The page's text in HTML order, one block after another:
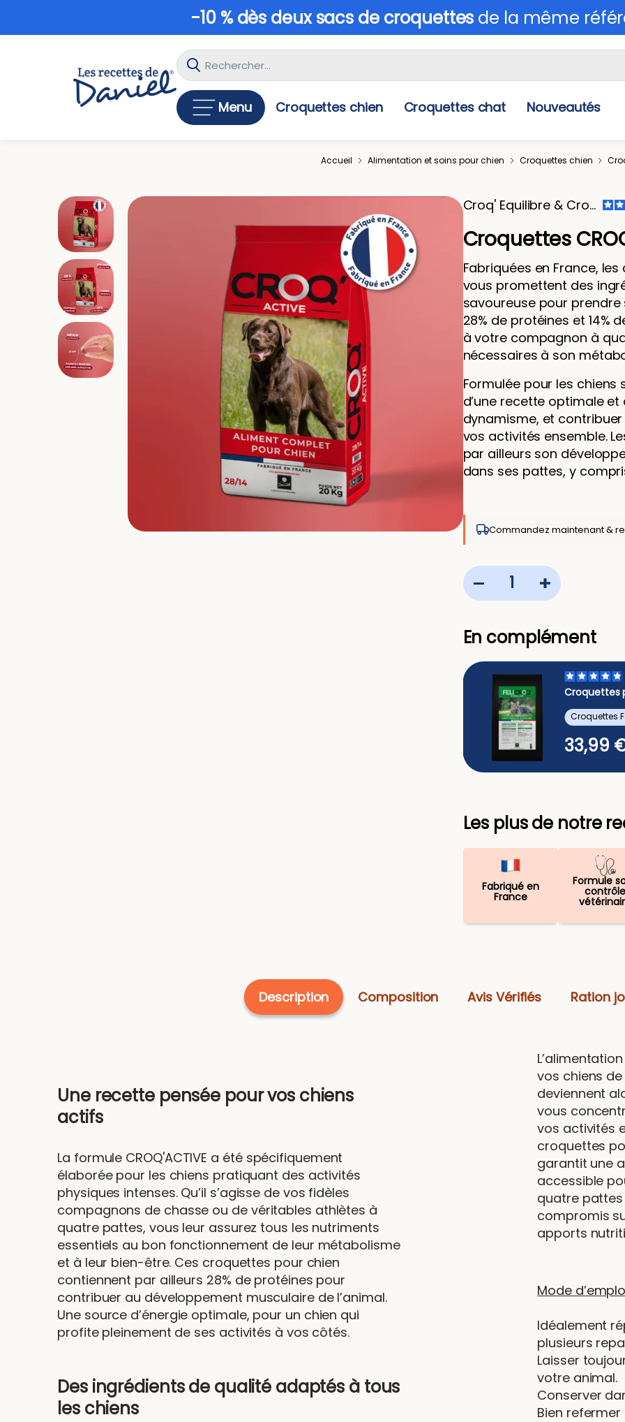
-10 % dès deux sacs de croquettes de la même
Menu Croquettes chien Croquettes chat Nouveautés
Accueil Alimentation et soins pour chien Croquettes chien
Croq' Equilibre & Croq'Active
Croquettes
Fabriquées en France, les
vous promettent des
savoureuse pour
28% de protéines et 14%
à votre compagnon à
nécessaires à son
Formulée pour les chiens
d’une recette optimale
dynamisme, et
vos activités ensemble.
par ailleurs son
dans ses pattes, y
Commandez maintenant &
En complément
Croquettes
- 10 Kg
Croquettes
33,99
Les plus de notre
Fabriqué en
France
Formule
contrôle
Description Composition Avis Vérifiés Ration
Une recette pensée pour vos chiens
actifs
La formule CROQ'ACTIVE a été spécifiquement
élaborée pour les chiens pratiquant des activités
physiques intenses. Qu’il s’agisse de vos fidèles
compagnons de chasse ou de véritables athlètes à
quatre pattes, vous leur assurez tous les nutriments
essentiels au bon fonctionnement de leur métabolisme
et à leur bien-être. Ces croquettes pour chien
contiennent par ailleurs 28% de protéines pour
contribuer au développement musculaire de l’animal.
Une source d’énergie optimale, pour un chien qui
profite pleinement de ses activités à vos côtés.
Des ingrédients de qualité adaptés à tous
les chiens
vos chiens
deviennent
vous
vos activités
croquettes
garantit une
accessible
quatre
compromis
apports
Mode
Idéalement
plusieurs
Laisser
votre animal.
Conserver
Bien